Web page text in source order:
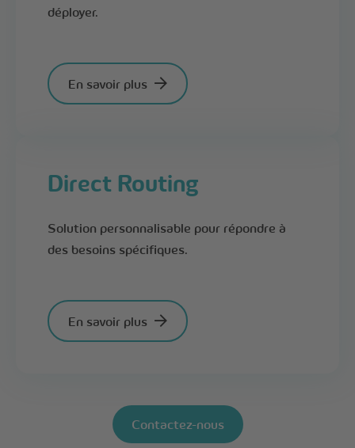
déployer.
En savoir plus
Direct Routing
Solution personnalisable pour répondre à
des besoins spécifiques.
En savoir plus
Contactez-nous